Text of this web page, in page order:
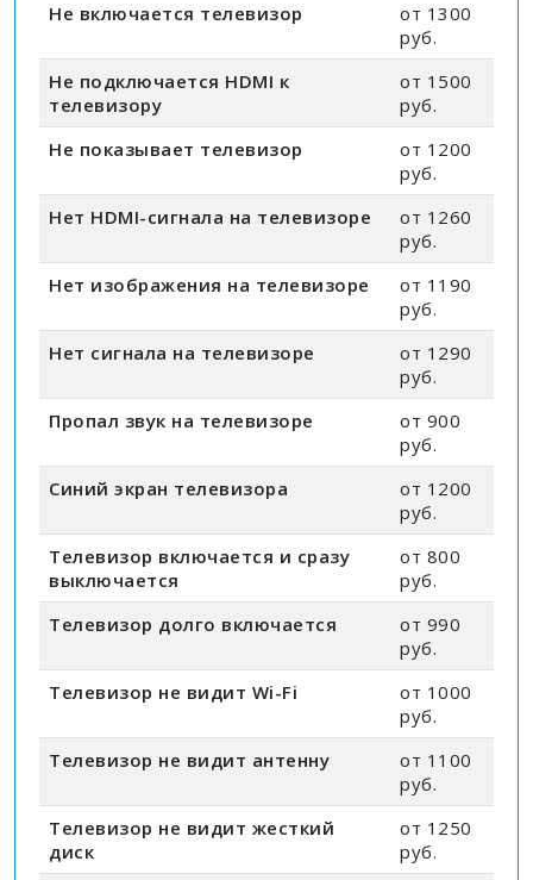
Не включается телевизор
от 1300
руб.
Не подключается HDMI к
телевизору
от 1500
руб.
Не показывает телевизор
от 1200
руб.
Нет HDMI-сигнала на телевизоре
от 1260
руб.
Нет изображения на телевизоре
от 1190
руб.
Нет сигнала на телевизоре
от 1290
руб.
Пропал звук на телевизоре
от 900
руб.
Синий экран телевизора
от 1200
руб.
Телевизор включается и сразу
выключается
от 800
руб.
Телевизор долго включается
от 990
руб.
Телевизор не видит Wi-Fi
от 1000
руб.
Телевизор не видит антенну
от 1100
руб.
Телевизор не видит жесткий
диск
от 1250
руб.